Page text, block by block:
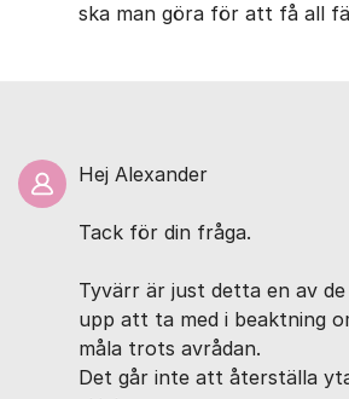
ska man göra för att få all
Hej Alexander
Tack för din fråga.
Tyvärr är just detta en av
upp att ta med i beaktning
måla trots avrådan.
Det går inte att återställa